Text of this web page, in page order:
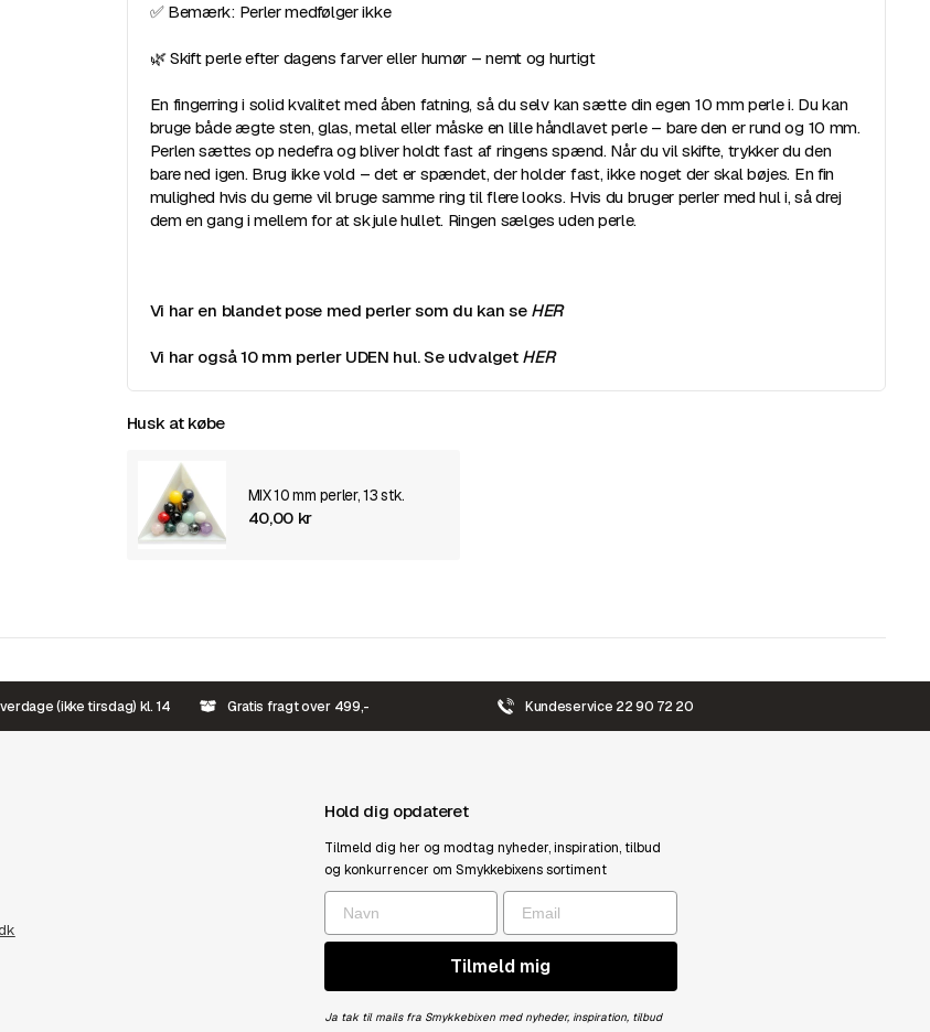
✅ Bemærk: Perler medfølger ikke
🌿 Skift perle efter dagens farver eller humør – nemt og hurtigt
En fingerring i solid kvalitet med åben fatning, så du selv kan sætte din egen 10 mm perle i. Du kan
bruge både ægte sten, glas, metal eller måske en lille håndlavet perle – bare den er rund og 10 mm.
Perlen sættes op nedefra og bliver holdt fast af ringens spænd. Når du vil skifte, trykker du den
bare ned igen. Brug ikke vold – det er spændet, der holder fast, ikke noget der skal bøjes. En fin
mulighed hvis du gerne vil bruge samme ring til flere looks. Hvis du bruger perler med hul i, så drej
dem en gang i mellem for at skjule hullet. Ringen sælges uden perle.
Vi har en blandet pose med perler som du kan se HER
Vi har også 10 mm perler UDEN hul. Se udvalget HER
Husk at købe
MIX 10 mm perler, 13 stk.
40,00 kr
(ikke tirsdag) kl. 14 Gratis fragt over 499,- Kundeservice 22 90 72 20
Hold dig opdateret
Tilmeld dig her og modtag nyheder, inspiration, tilbud
og konkurrencer om Smykkebixens sortiment
Tilmeld mig
Ja tak til mails fra Smykkebixen med nyheder, inspiration, tilbud